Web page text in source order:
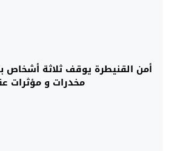
أمن القنيطرة يوقف ثلاثة أشخاص
مخدرات و مؤثرات